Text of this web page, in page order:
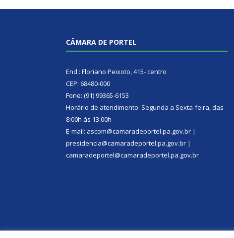
CÂMARA DE PORTEL
End.: Floriano Peixoto, 415- centro
CEP: 68480-000
Fone: (91) 99365-6153
Horário de atendimento: Segunda a Sexta-feira, das
8:00h às 13:00h
E-mail: ascom@camaradeportel.pa.gov.br |
presidencia@camaradeportel.pa.gov.br |
camaradeportel@camaradeportel.pa.gov.br